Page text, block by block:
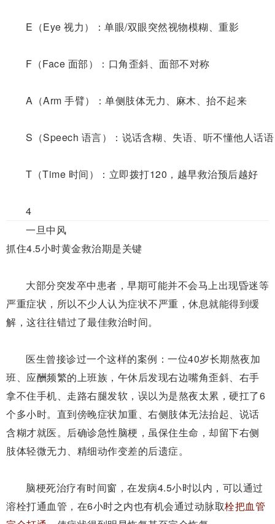
E（Eye 视力）： 单眼/双眼突然视物模糊、重影
F（Face 面部）： 口角歪斜、面部不对称
A（Arm 手臂）： 单侧肢体无力、麻木、抬不起来
S（Speech 语言）： 说话含糊、失语、听不懂他人话语
T（Time 时间）： 立即拨打120，越早救治预后越好
4
一旦中风
抓住4.5小时黄金救治期是关键
大部分突发卒中患者，早期可能并不会马上出现昏迷等
严重症状，所以不少人认为症状不严重，休息就能得到缓
解，这往往错过了最佳救治时间。
医生曾接诊过一个这样的案例：一位40岁长期熬夜加
班、应酬频繁的上班族，午休后发现右边嘴角歪斜、右手
拿不住手机、走路右腿发软，误以为是熬夜太累，硬扛了6
个多小时。直到傍晚症状加重、右侧肢体无法抬起、说话
含糊才就医。后确诊急性脑梗，虽保住生命，却留下右侧
肢体轻微无力、精细动作变差的后遗症。
脑梗死治疗有时间窗，在发病4.5小时以内，可以通过
溶栓打通血管，在6小时之内也有机会通过动脉取栓把血管